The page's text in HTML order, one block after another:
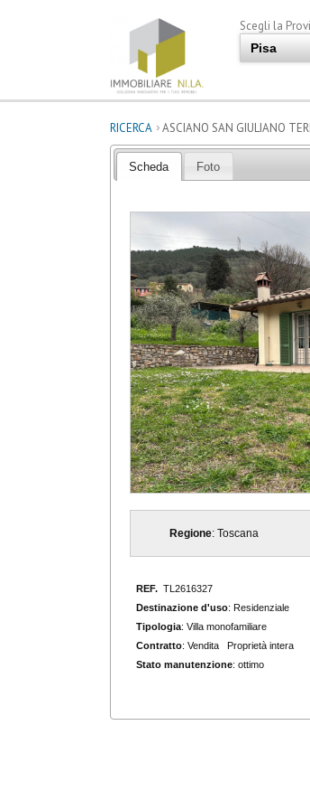
Scegli la
RICERCA ASCIANO SAN GIULIANO
Scheda Foto
Regione: Toscana
REF. TL2616327
Destinazione d'uso: Residenziale
Tipologia: Villa monofamiliare
Contratto: Vendita Proprietà intera
Stato manutenzione: ottimo